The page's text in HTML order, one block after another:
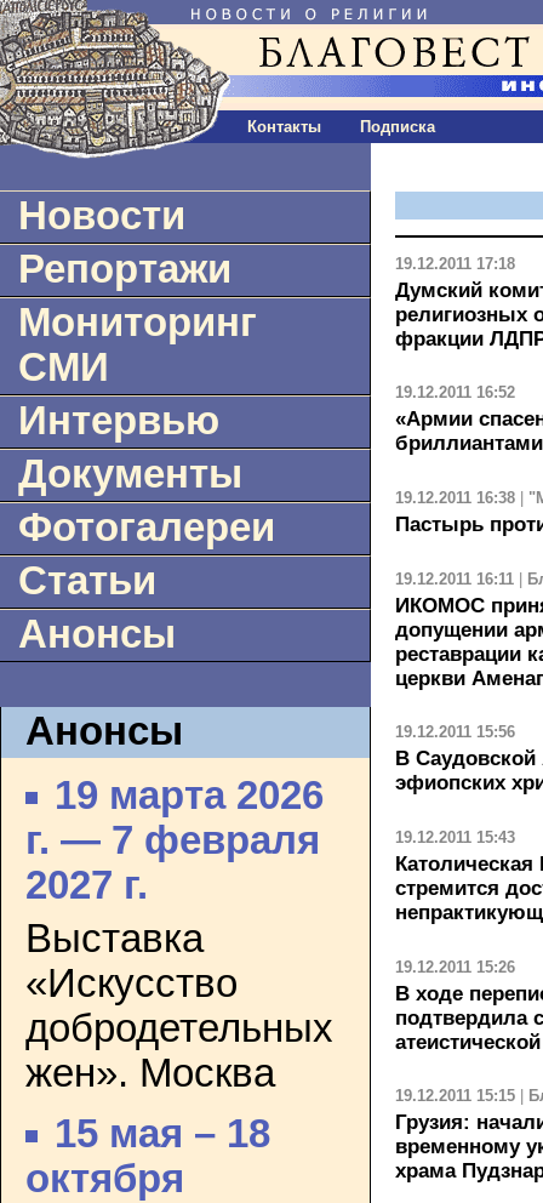
Контакты Подписка
Новости
Репортажи
Мониторинг
СМИ
Интервью
Документы
Фотогалереи
Статьи
Анонсы
Анонсы
19 марта 2026
г. — 7 февраля
2027 г.
Выставка
«Искусство
добродетельных
жен». Москва
15 мая – 18
октября
19.12.2011 17:18
Думский
религиозных
фракции
19.12.2011 16:52
«Армии
бриллиантами
19.12.2011 16:38
Пастырь
19.12.2011 16:11 |
ИКОМОС
допущении
реставрации
церкви
19.12.2011 15:56
В Саудовской
эфиопских
19.12.2011 15:43
стремится
19.12.2011 15:26
В ходе
подтвердила
19.12.2011 15:15
Грузия:
временному
храма